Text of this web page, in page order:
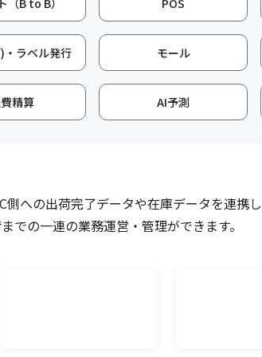
注書）を仕入先にメール送付する機
することが可能です。
受請求書、納品書、納品書兼請求書
ことによって、現在の在庫や受注
生産数や商品の必要発注数を算出し
（B to B） POS
・ラベル発行 モール
精算 AI予測
への出荷完了データや在庫データを連携し
での一連の業務運営・管理ができます。